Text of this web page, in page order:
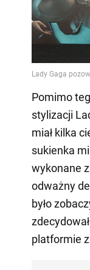
Pomimo
stylizacji
miał kilka
sukienka
wykonane
odważny
było
platformie